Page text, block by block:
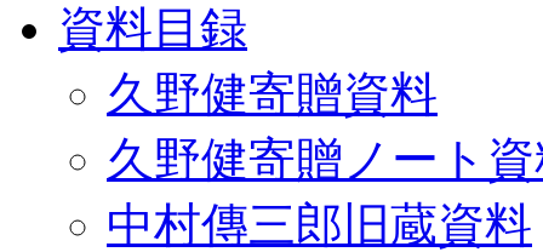
資料目録
久野健寄贈資料
久野健寄贈ノート
中村傳三郎旧蔵資料